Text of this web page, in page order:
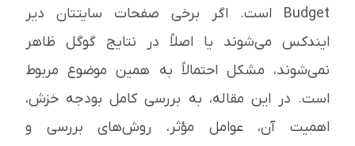
Budget است. اگر برخی صفحات سایتتان دیر
ایندکس می‌شوند یا اصلاً در نتایج گوگل ظاهر
نمی‌شوند، مشکل احتمالاً به همین موضوع مربوط
است. در این مقاله، به بررسی کامل بودجه خزش،
اهمیت آن، عوامل مؤثر، روش‌های بررسی و